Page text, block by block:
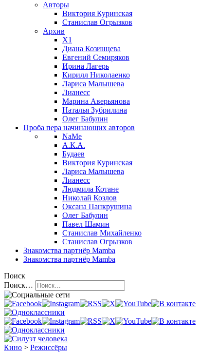
Авторы
Виктория Куринская
Станислав Огрызков
Архив
X1
Диана Козинцева
Евгений Семиряков
Ирина Лагерь
Кирилл Николаенко
Лариса Малышева
Лианесс
Марина Аверьянова
Наталья Зубрилина
Олег Бабулин
Проба пера начинающих авторов
NaMe
А.К.А.
Будаев
Виктория Куринская
Лариса Малышева
Лианесс
Людмила Котане
Николай Козлов
Оксана Панкрушина
Олег Бабулин
Павел Шамин
Станислав Михайленко
Станислав Огрызков
Знакомства партнёр Mamba
Знакомства партнёр Mamba
Поиск
Поиск…
Кино > Режиссёры